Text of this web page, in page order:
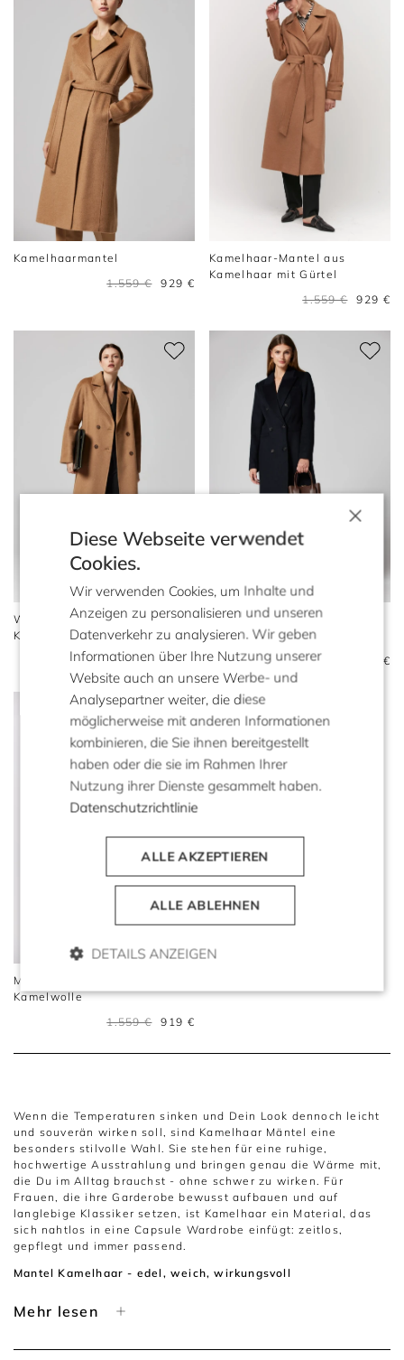
Kamelhaarmantel
1.559 €
929 €
Kamelhaar-Mantel aus
Kamelhaar mit Gürtel
1.559 €
929 €
Wollmantel mit Gürtel 100%
Kamelhaarwolle
1.559 €
929 €
Dunkelblauer Mantel aus
Kamelhaar
1.559 €
Midi-Wollmantel aus
Kamelwolle
1.559 €
919 €
Wenn die Temperaturen sinken und Dein Look dennoch leicht
und souverän wirken soll, sind Kamelhaar Mäntel eine
besonders stilvolle Wahl. Sie stehen für eine ruhige,
hochwertige Ausstrahlung und bringen genau die Wärme mit,
die Du im Alltag brauchst - ohne schwer zu wirken. Für
Frauen, die ihre Garderobe bewusst aufbauen und auf
langlebige Klassiker setzen, ist Kamelhaar ein Material, das
sich nahtlos in eine Capsule Wardrobe einfügt: zeitlos,
gepflegt und immer passend.
Mantel Kamelhaar - edel, weich, wirkungsvoll
charakteristische, elegante Optik: warm im Ausdruck, klar in
von Business bis Weekend. Trägst Du ihn über Blazer und
Mehr lesen
×
Diese Webseite verwendet
Cookies.
Wir verwenden Cookies, um Inhalte und
Anzeigen zu personalisieren und unseren
Datenverkehr zu analysieren. Wir geben
Informationen über Ihre Nutzung unserer
Website auch an unsere Werbe- und
Analysepartner weiter, die diese
möglicherweise mit anderen Informationen
kombinieren, die Sie ihnen bereitgestellt
haben oder die sie im Rahmen Ihrer
Nutzung ihrer Dienste gesammelt haben.
Datenschutzrichtlinie
ALLE AKZEPTIEREN
ALLE ABLEHNEN
DETAILS ANZEIGEN